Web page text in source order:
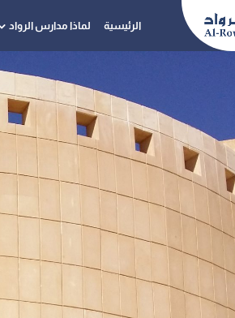
الرئيسية لماذا مدارس الرواد